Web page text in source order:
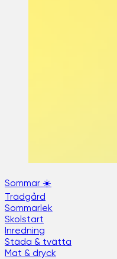
Sommar ☀️
Trädgård
Sommarlek
Skolstart
Inredning
Städa & tvätta
Mat & dryck